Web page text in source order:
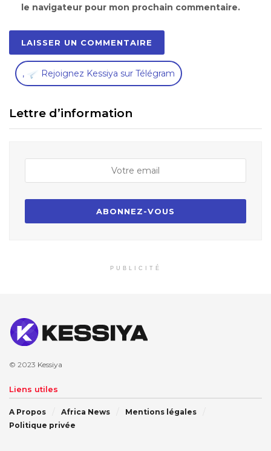
le navigateur pour mon prochain commentaire.
, Rejoignez Kessiya sur Télégram
Lettre d’information
PUBLICITÉ
© 2023 Kessiya
Liens utiles
A Propos Africa News
Mentions légales
Politique privée